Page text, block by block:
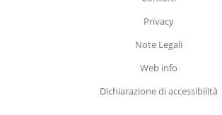
Privacy
Note Legali
Web info
Dichiarazione di accessibilità